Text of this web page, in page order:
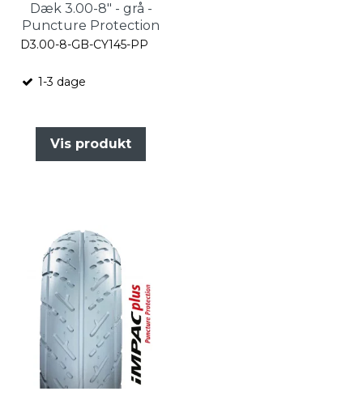
Dæk 3.00-8" - grå -
Puncture Protection
D3.00-8-GB-CY145-PP
1-3 dage
Vis produkt